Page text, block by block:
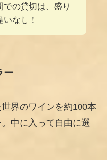
での貸切は、盛り
なし！
ー
界のワインを約100本
中に入って自由に選